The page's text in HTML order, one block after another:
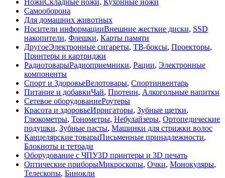
Самооборона
Для домашних животных
Носители информацииВнешние жесткие диски, SSD
накопители, Флешки, Карты памяти
ДругоеЭлектронные сигареты, ТВ-боксы, Проекторы,
Принтеры и картриджи
РадиотоварыРадиоприемники, Рации, Электронные
компоненты
Спорт и ЗдоровьеВелотовары, Спортинвентарь
Питание и добавкиЧай, Протеин, Алкогольные напитки
Сетевое оборудованиеРоутеры
Красота и здоровьеИрригаторы, Зубные щетки,
Глюкометры, Тонометры, Небулайзеры, Ортопедические
подушки, Зубные пасты, Машинки для стрижки волос
Канцелярские товарыПисьменные принадлежности,
Блокноты и тетради
Оборудование с ЧПУ3D принтеры и 3D печать
Оптические приборыМикроскопы, Очки, Монокуляры,
Телескопы, Бинокли